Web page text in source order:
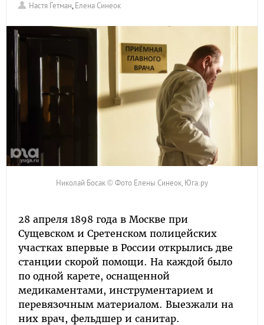
Настя Гетман,Елена Синеок
Николай Босак © Фото Елены Синеок, Юга.ру
28 апреля 1898 года в Москве при
Сущевском и Сретенском полицейских
участках впервые в России открылись две
станции скорой помощи. На каждой было
по одной карете, оснащенной
медикаментами, инструментарием и
перевязочным материалом. Выезжали на
них врач, фельдшер и санитар.